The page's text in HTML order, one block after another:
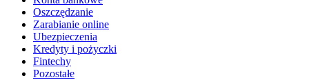
Oszczędzanie
Zarabianie online
Ubezpieczenia
Kredyty i pożyczki
Fintechy
Pozostałe